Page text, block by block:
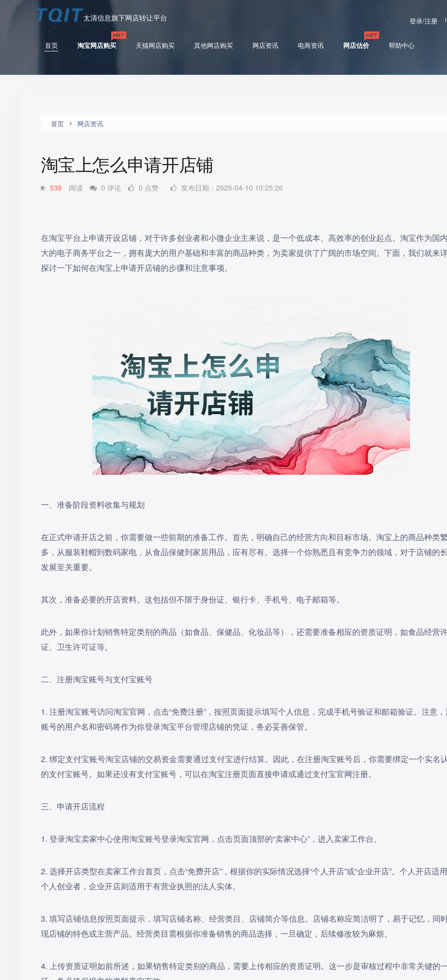
太清信息旗下网店转让平台 登录/注册
首页 淘宝网店购买 天猫网店购买 其他网店购买 网店资讯 电商资讯 网店估价 帮助中心
首页 网店资讯
淘宝上怎么申请开店铺
538 阅读 0 评论 0 点赞 发布日期：2025-04-10 10:25:26
在淘宝平台上申请开设店铺，对于许多创业者和小微企业主来说，是一个低成本、高效率的创业起点。淘宝作为国
大的电子商务平台之一，拥有庞大的用户基础和丰富的商品种类，为卖家提供了广阔的市场空间。下面，我们就来
探讨一下如何在淘宝上申请开店铺的步骤和注意事项。
一、准备阶段资料收集与规划
在正式申请开店之前，你需要做一些前期的准备工作。首先，明确自己的经营方向和目标市场。淘宝上的商品种类繁
多，从服装鞋帽到数码家电，从食品保健到家居用品，应有尽有。选择一个你熟悉且有竞争力的领域，对于店铺的
发展至关重要。
其次，准备必要的开店资料。这包括但不限于身份证、银行卡、手机号、电子邮箱等。
此外，如果你计划销售特定类别的商品（如食品、保健品、化妆品等），还需要准备相应的资质证明，如食品经营
证、卫生许可证等。
二、注册淘宝账号与支付宝账号
1. 注册淘宝账号访问淘宝官网，点击“免费注册”，按照页面提示填写个人信息，完成手机号验证和邮箱验证。注意
账号的用户名和密码将作为你登录淘宝平台管理店铺的凭证，务必妥善保管。
2. 绑定支付宝账号淘宝店铺的交易资金需要通过支付宝进行结算。因此，在注册淘宝账号后，你需要绑定一个实名
的支付宝账号。如果还没有支付宝账号，可以在淘宝注册页面直接申请或通过支付宝官网注册。
三、申请开店流程
1. 登录淘宝卖家中心使用淘宝账号登录淘宝官网，点击页面顶部的“卖家中心”，进入卖家工作台。
2. 选择开店类型在卖家工作台首页，点击“免费开店”，根据你的实际情况选择“个人开店”或“企业开店”。个人开店适
个人创业者，企业开店则适用于有营业执照的法人实体。
3. 填写店铺信息按照页面提示，填写店铺名称、经营类目、店铺简介等信息。店铺名称应简洁明了，易于记忆，同
现店铺的特色或主营产品。经营类目需根据你准备销售的商品选择，一旦确定，后续修改较为麻烦。
4. 上传资质证明如前所述，如果销售特定类别的商品，需要上传相应的资质证明。这一步是审核过程中非常关键的